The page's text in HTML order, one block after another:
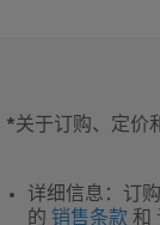
*关于订购、定价
详细信息 ：订
的 销售条款 和